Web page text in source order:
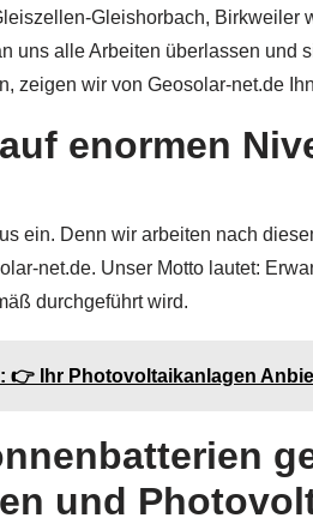
Gleishorbach,
uns alle Arbeiten überlassen
zeigen wir von Geosolar-net.de
enormen
ein. Denn wir arbeiten nach
net.de. Unser Motto lautet:
durchgeführt wird.
Ihr Photovoltaikanlagen
und